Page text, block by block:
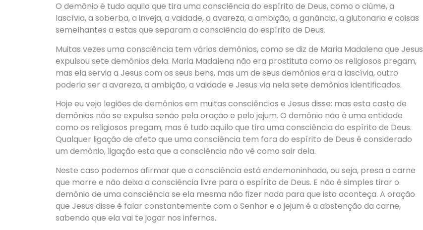
O demônio é tudo aquilo que tira uma consciência do espírito de Deus, como o ciúme, a
lascívia, a soberba, a inveja, a vaidade, a avareza, a ambição, a ganância, a glutonaria e coisas
semelhantes a estas que separam a consciência do espírito de Deus.
Muitas vezes uma consciência tem vários demônios, como se diz de Maria Madalena que Jesus
expulsou sete demônios dela. Maria Madalena não era prostituta como os religiosos pregam,
mas ela servia a Jesus com os seus bens, mas um de seus demônios era a lascívia, outro
poderia ser a avareza, a ambição, a vaidade e Jesus via nela sete demônios identificados.
Hoje eu vejo legiões de demônios em muitas consciências e Jesus disse: mas esta casta de
demônios não se expulsa senão pela oração e pelo jejum. O demônio não é uma entidade
como os religiosos pregam, mas é tudo aquilo que tira uma consciência do espírito de Deus.
Qualquer ligação de afeto que uma consciência tem fora do espírito de Deus é considerado
um demônio, ligação esta que a consciência não vê como sair dela.
Neste caso podemos afirmar que a consciência está endemoninhada, ou seja, presa a carne
que morre e não deixa a consciência livre para o espírito de Deus. E não é simples tirar o
demônio de uma consciência se ela mesma não fizer nada para que isto aconteça. A oração
que Jesus disse é falar constantemente com o Senhor e o jejum é a abstenção da carne,
sabendo que ela vai te jogar nos infernos.